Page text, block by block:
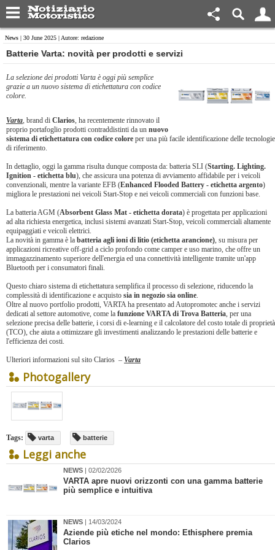
News | 30 June 2025 | Autore: redazione
Batterie Varta: novità per prodotti e servizi
La selezione dei prodotti Varta è oggi più semplice
grazie a un nuovo sistema di etichettatura con codice
colore.
Varta, brand di Clarios, ha recentemente rinnovato il
proprio portafoglio prodotti contraddistinti da un nuovo
sistema di etichettatura con codice colore per una più facile identificazione delle tecnologie
di riferimento.
In dettaglio, oggi la gamma risulta dunque composta da: batteria SLI (Starting. Lighting.
Ignition - etichetta blu), che assicura una potenza di avviamento affidabile per i veicoli
convenzionali, mentre la variante EFB (Enhanced Flooded Battery - etichetta argento)
migliora le prestazioni nei veicoli Start-Stop e nei veicoli commerciali con funzioni base.
La batteria AGM (Absorbent Glass Mat - etichetta dorata) è progettata per applicazioni
ad alta richiesta energetica, inclusi sistemi avanzati Start-Stop, veicoli commerciali altamente
equipaggiati e veicoli elettrici.
La novità in gamma è la batteria agli ioni di litio (etichetta arancione), su misura per
applicazioni ricreative off-grid a ciclo profondo come camper e uso marino, che offre un
immagazzinamento superiore dell'energia ed una connettività intelligente tramite un'app
Bluetooth per i consumatori finali.
Questo chiaro sistema di etichettatura semplifica il processo di selezione, riducendo la
complessità di identificazione e acquisto sia in negozio sia online.
Oltre al nuovo portfolio prodotti, VARTA ha presentato ad Autopromotec anche i servizi
dedicati al settore automotive, come la funzione VARTA di Trova Batteria, per una
selezione precisa delle batterie, i corsi di e-learning e il calcolatore del costo totale di proprietà
(TCO), che aiuta a ottimizzare gli investimenti analizzando le prestazioni delle batterie e
l'efficienza dei costi.
Ulteriori informazioni sul sito Clarios – Varta
Photogallery
Tags: varta batterie
Leggi anche
NEWS | 02/02/2026
VARTA apre nuovi orizzonti con una gamma batterie
più semplice e intuitiva
NEWS | 14/03/2024
Aziende più etiche nel mondo: Ethisphere premia
Clarios